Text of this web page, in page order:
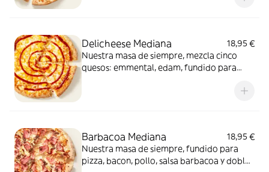
Delicheese Mediana
18,95 €
Nuestra masa de siempre, mezcla cinco
quesos: emmental, edam, fundido para
confitado y orégano. El festival de queso
Barbacoa Mediana
18,95 €
Nuestra masa de siempre, fundido para
pizza, bacon, pollo, salsa barbacoa y doble